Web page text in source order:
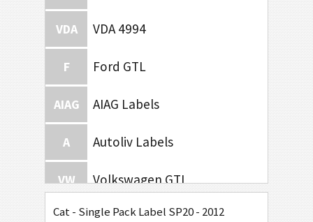
VDA VDA 4994
F Ford GTL
AIAG AIAG Labels
A Autoliv Labels
VW Volkswagen GTL
GM General Motors
Cat - Single Pack Label SP20 - 2012